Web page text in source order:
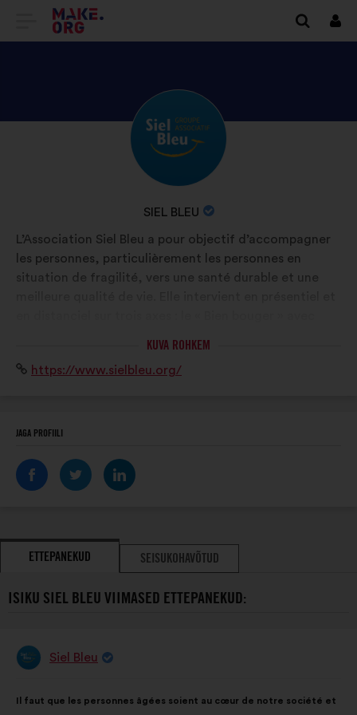
SAIDI
AVALEHELE
Logi
TUTVU
ISIKU
SIEL
BLEU
ORGANISATSIOONI
SIEL BLEU
Elulugu:
L’Association Siel Bleu a pour objectif d’accompagner
les personnes, particulièrement les personnes en
situation de fragilité, vers une santé durable et une
planète » avec des programmes en mobilité active.
KUVA ROHKEM
Veebisait:
https://www.sielbleu.org/
JAGA PROFIILI
ETTEPANEKUD SEISUKOHAVÕTUD
ISIKU SIEL BLEU VIIMASED ETTEPANEKUD:
EttepanekuSiel Bleu
sisu:
Il faut que les personnes âgées soient au cœur de notre société et
jaotus: